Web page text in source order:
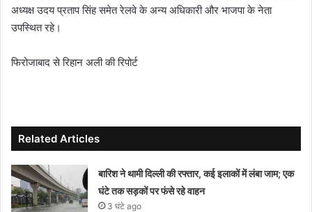
अध्यक्ष उदय प्रताप सिंह समेत रेलवे के अन्य अधिकारी और भाजपा के नेता
उपस्थित रहे।
फिरोजाबाद से रिहान अली की रिपोर्ट
Related Articles
बारिश ने थामी दिल्ली की रफ्तार, कई इलाकों में लंबा जाम; एक
घंटे तक सड़कों पर फंसे रहे वाहन
3 घंटे ago